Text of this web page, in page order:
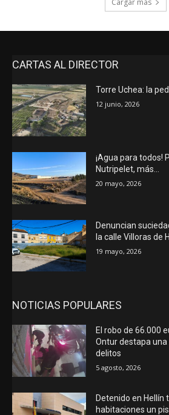
Cargar más
CARTAS AL DIRECTOR
Torre Uchea: la
12 junio, 2026
¡Agua para todos!
Nutripelet, más…
20 mayo, 2026
Denuncian
la calle Villoras de
19 mayo, 2026
NOTICIAS POPULARES
El robo de 66.000
Ontur destapa
delitos
5 agosto, 2026
Detenido en Hellín
habitaciones un